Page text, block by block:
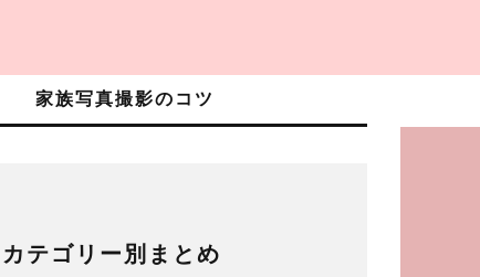
家族写真撮影のコツ
カテゴリー別まとめ